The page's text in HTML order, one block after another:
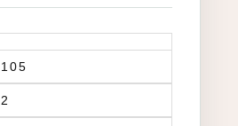
105
2